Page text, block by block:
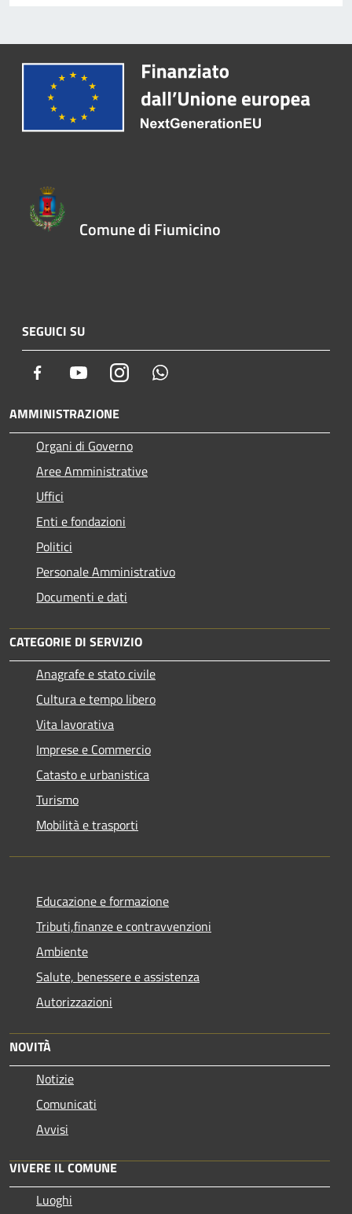
Comune di Fiumicino
SEGUICI SU
Facebook YoutubeInstagram
AMMINISTRAZIONE
Organi di Governo
Aree Amministrative
Uffici
Enti e fondazioni
Politici
Personale Amministrativo
Documenti e dati
CATEGORIE DI SERVIZIO
Anagrafe e stato civile
Cultura e tempo libero
Vita lavorativa
Imprese e Commercio
Catasto e urbanistica
Turismo
Mobilità e trasporti
Educazione e formazione
Tributi,finanze e contravvenzioni
Ambiente
Salute, benessere e assistenza
Autorizzazioni
NOVITÀ
Notizie
Comunicati
Avvisi
VIVERE IL COMUNE
Luoghi